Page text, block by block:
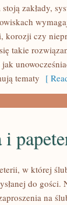
zakłady,
korozji czy
takie
tematy [
i
w której
do gości.
na